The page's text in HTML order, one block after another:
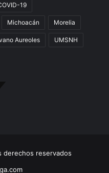
19
Michoacán Morelia
Aureoles UMSNH
derechos reservados